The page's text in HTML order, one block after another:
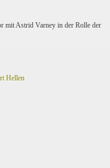
mit Astrid Varney in der Rolle der
Hellen